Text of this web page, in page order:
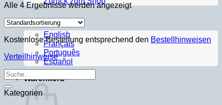
English
Français
Português
Español
Warenkorb
Alle 4 Ergebnisse werden angezeigt
Kostenlose Bestellung entsprechend den Bestellhinweisen
Verteilhinweise
Suche
nach:
Kategorien